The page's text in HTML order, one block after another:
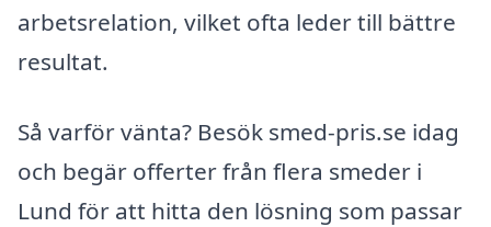
arbetsrelation, vilket ofta leder till bättre
resultat.
Så varför vänta? Besök smed-pris.se idag
och begär offerter från flera smeder i
Lund för att hitta den lösning som passar